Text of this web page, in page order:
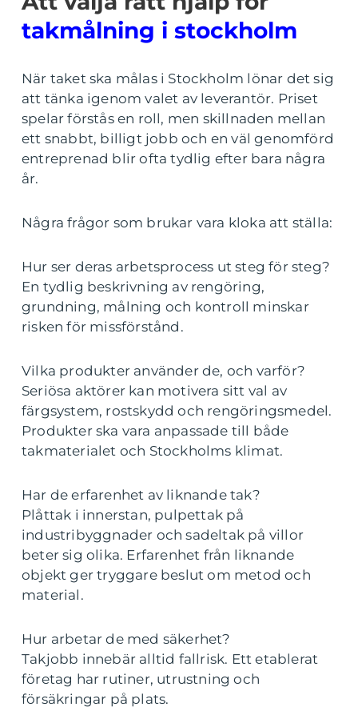
takmålning i stockholm
När taket ska målas i Stockholm lönar det sig
att tänka igenom valet av leverantör. Priset
spelar förstås en roll, men skillnaden mellan
ett snabbt, billigt jobb och en väl genomförd
entreprenad blir ofta tydlig efter bara några
år.
Några frågor som brukar vara kloka att ställa:
Hur ser deras arbetsprocess ut steg för steg?
En tydlig beskrivning av rengöring,
grundning, målning och kontroll minskar
risken för missförstånd.
Vilka produkter använder de, och varför?
Seriösa aktörer kan motivera sitt val av
färgsystem, rostskydd och rengöringsmedel.
Produkter ska vara anpassade till både
takmaterialet och Stockholms klimat.
Har de erfarenhet av liknande tak?
Plåttak i innerstan, pulpettak på
industribyggnader och sadeltak på villor
beter sig olika. Erfarenhet från liknande
objekt ger tryggare beslut om metod och
material.
Hur arbetar de med säkerhet?
Takjobb innebär alltid fallrisk. Ett etablerat
företag har rutiner, utrustning och
försäkringar på plats.